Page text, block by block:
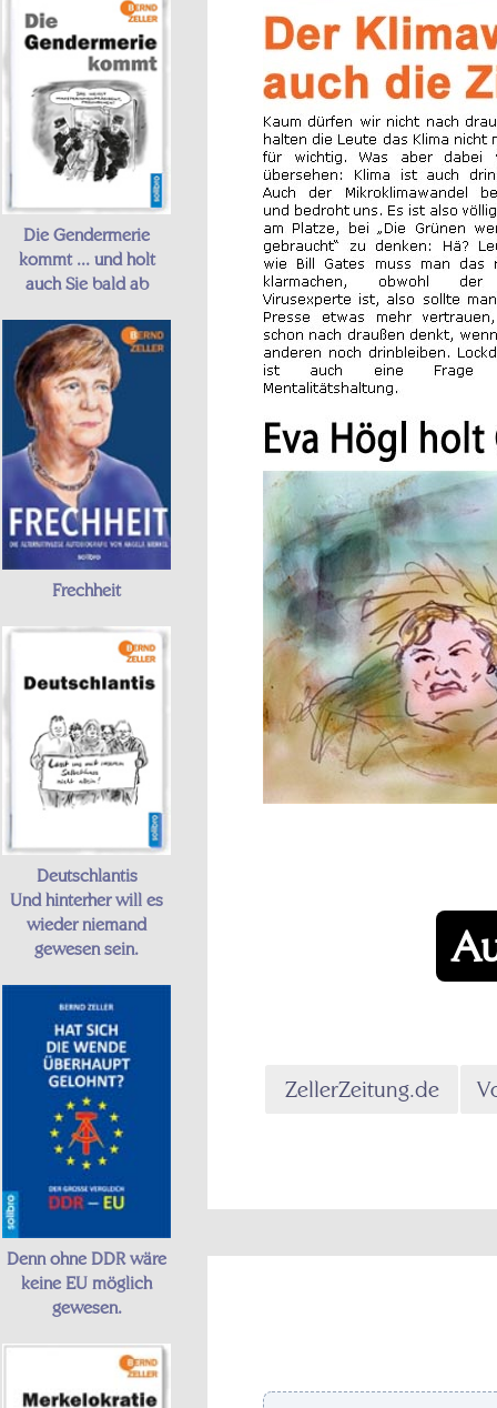
Die Gendermerie
kommt ... und holt
auch Sie bald ab
Frechheit
Deutschlantis
Und hinterher will es
wieder niemand
gewesen sein.
Denn ohne DDR wäre
keine EU möglich
gewesen.
ZellerZeitung.de